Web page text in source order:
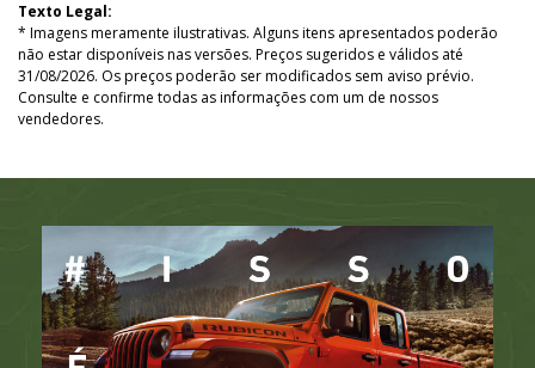
Texto Legal:
* Imagens meramente ilustrativas. Alguns itens apresentados poderão
não estar disponíveis nas versões. Preços sugeridos e válidos até
31/08/2026. Os preços poderão ser modificados sem aviso prévio.
Consulte e confirme todas as informações com um de nossos
vendedores.